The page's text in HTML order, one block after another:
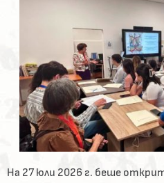
На 27 юли 2026 г. беше